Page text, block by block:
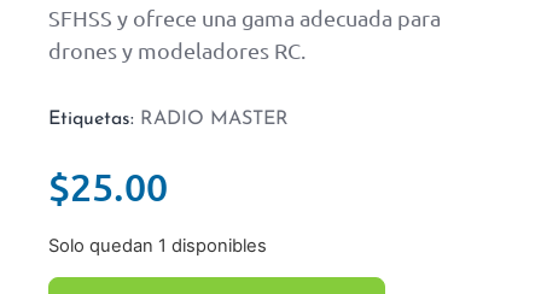
SFHSS y ofrece una gama adecuada para
drones y modeladores RC.
Etiquetas: RADIO MASTER
$25.00
Solo quedan 1 disponibles